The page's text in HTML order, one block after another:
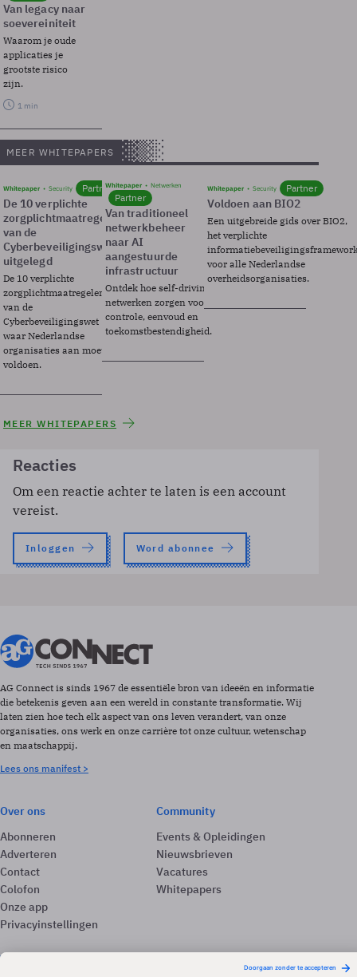
Van legacy naar
soevereiniteit
Waarom je oude
applicaties je
grootste risico
zijn.
1 min
MEER WHITEPAPERS
Whitepaper Security Partner
De 10 verplichte
zorgplichtmaatregelen
van de
Cyberbeveiligingswet
uitgelegd
De 10 verplichte
zorgplichtmaatregelen
van de
Cyberbeveiligingswet
waar Nederlandse
organisaties aan moeten
voldoen.
Whitepaper Netwerken
Partner
Van traditioneel
netwerkbeheer
naar AI
aangestuurde
infrastructuur
Ontdek hoe self-driving
netwerken zorgen voor
controle, eenvoud en
toekomstbestendigheid.
Whitepaper Security Partner
Voldoen aan BIO2
Een uitgebreide gids over BIO2,
het verplichte
voor alle Nederlandse
overheidsorganisaties.
MEER WHITEPAPERS
Reacties
Om een reactie achter te laten is een account
vereist.
Inloggen Word abonnee
AG Connect is sinds 1967 de essentiële bron van ideeën en informatie
die betekenis geven aan een wereld in constante transformatie. Wij
laten zien hoe tech elk aspect van ons leven verandert, van onze
organisaties, ons werk en onze carrière tot onze cultuur, wetenschap
en maatschappij.
Lees ons manifest >
Over ons
Abonneren
Adverteren
Contact
Colofon
Onze app
Privacyinstellingen
Community
Events & Opleidingen
Nieuwsbrieven
Vacatures
Whitepapers
Volg ons